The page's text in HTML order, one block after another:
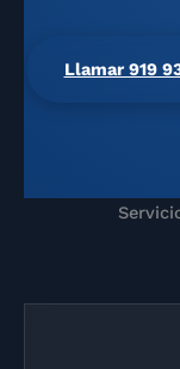
Llamar 919